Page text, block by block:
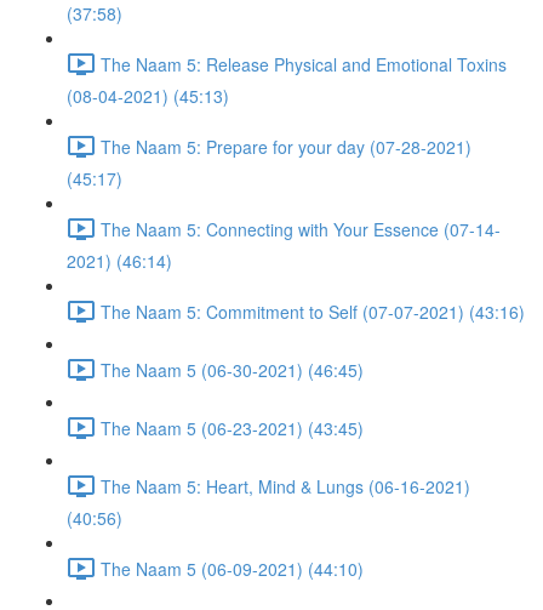
(37:58)
The Naam 5: Release Physical and Emotional Toxins
(08-04-2021) (45:13)
The Naam 5: Prepare for your day (07-28-2021)
(45:17)
The Naam 5: Connecting with Your Essence (07-14-
2021) (46:14)
The Naam 5: Commitment to Self (07-07-2021) (43:16)
The Naam 5 (06-30-2021) (46:45)
The Naam 5 (06-23-2021) (43:45)
The Naam 5: Heart, Mind & Lungs (06-16-2021)
(40:56)
The Naam 5 (06-09-2021) (44:10)